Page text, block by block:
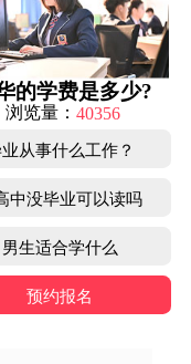
的学费是多少?
浏览量： 40356
从事什么工作？
中没毕业可以读吗
男生适合学什么
预约报名